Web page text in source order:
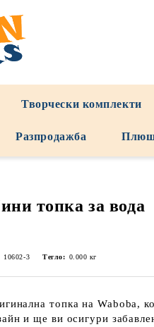
Творчески комплекти
Разпродажба
топка за вода
10602-3 Тегло: 0.000 кг
топка на Waboba,
и ще ви осигури